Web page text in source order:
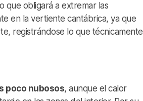
que obligará a extremar las
en la vertiente cantábrica, ya que
registrándose lo que técnicamente
poco nubosos, aunque el calor